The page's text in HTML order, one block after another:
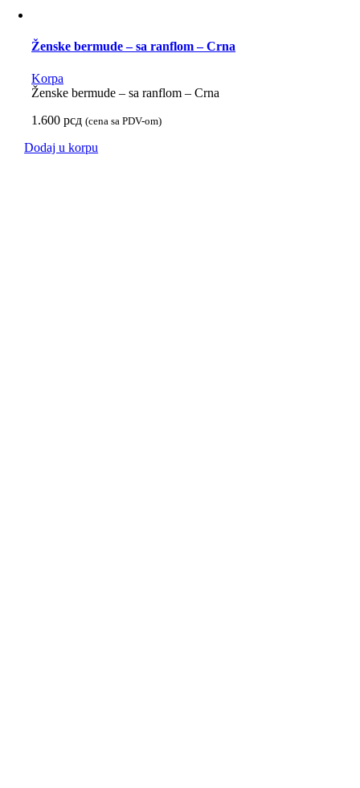
Ženske bermude – sa ranflom – Crna
Korpa
Ženske bermude – sa ranflom – Crna
1.600рсд (cena sa PDV-om)
Dodaj u korpu